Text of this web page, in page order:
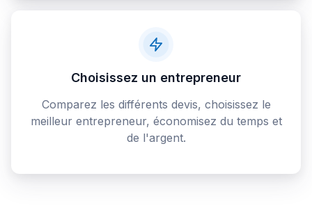
Choisissez un entrepreneur
Comparez les différents devis, choisissez le
meilleur entrepreneur, économisez du temps et
de l'argent.